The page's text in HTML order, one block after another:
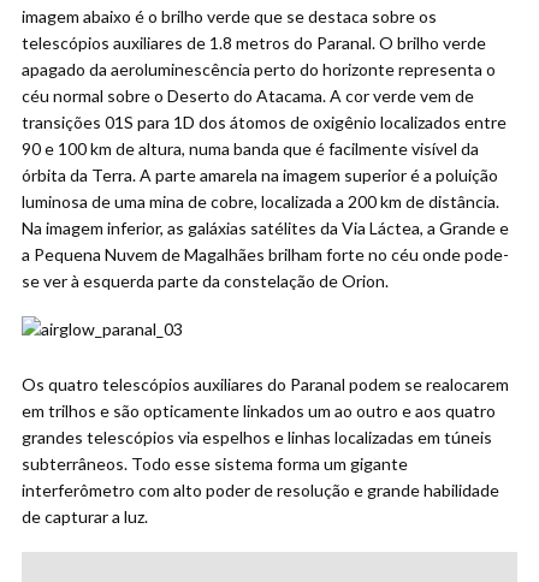
imagem abaixo é o brilho verde que se destaca sobre os
telescópios auxiliares de 1.8 metros do Paranal. O brilho verde
apagado da aeroluminescência perto do horizonte representa o
céu normal sobre o Deserto do Atacama. A cor verde vem de
transições 01S para 1D dos átomos de oxigênio localizados entre
90 e 100 km de altura, numa banda que é facilmente visível da
órbita da Terra. A parte amarela na imagem superior é a poluição
luminosa de uma mina de cobre, localizada a 200 km de distância.
Na imagem inferior, as galáxias satélites da Via Láctea, a Grande e
a Pequena Nuvem de Magalhães brilham forte no céu onde pode-
se ver à esquerda parte da constelação de Orion.
Os quatro telescópios auxiliares do Paranal podem se realocarem
em trilhos e são opticamente linkados um ao outro e aos quatro
grandes telescópios via espelhos e linhas localizadas em túneis
subterrâneos. Todo esse sistema forma um gigante
interferômetro com alto poder de resolução e grande habilidade
de capturar a luz.